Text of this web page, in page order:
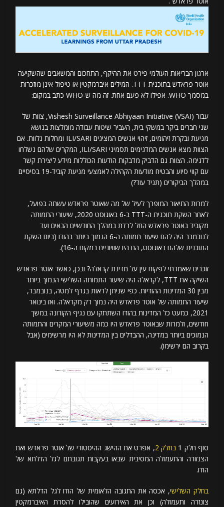
ארגון הבריאות העולמי פירט את ההיקף, התחכום והמשאבים שהשקיעה
אוטר פראדש בתוכנית TTT. המילים איברמקטין או טיפול אינן מוזכרות
במסמך WHO. אפילו לא פעם אחת. זה מה ש-WHO כתב במקום:
עבור Vishesh Surveillance Abhiyaan Initiative (VSAI), צוות של
שני חברים ביקר במשקי בית, העביר שיטות עבודה מומלצות בנושא
מניעת ובקרת זיהומים, זיהוי אנשים המציגים ILI/SARI ומחלות נלוות. אם
הצוות מצא אנשים המדגימים תסמיני ILI/SARI, המקרים שלהם נשלחו
לדגימה. הצוות גם הדביק מדבקות הודעות הכוללות מידע ליצירת קשר
עם קווי סיוע והבטיח מודעות הקהילה לאמצעי מניעת קוביד-19 בסיסיים
במהלך הביקורים (תגיד עוד?)
למרות התיאור המופרך לעיל של מה שאוטר פראדש עשתה בפועל,
לאחר השקת תוכנית ה-TTT ב-6 באוגוסט 2020, שיעורי התמותה
מקוביד באוטר פראדש החל לרדת במהלך החודשיים הבאים ועד
לנובמבר היה להם שיעור תמותה ה-6 הנמוך ביותר בהודו (ביום השקת
התוכנית שלהם באוגוסט, הם היו שוויוניים במקום ה-16).
זוכרים שאמרתי לפקוח עין על מדינת קראלה? ובכן, כאשר אוטר פראדש
השיקה את TTT, לקראלה היה שיעור התמותה השלישי הנמוך ביותר
מבין 30 המדינות ההודיות. כפי שניתן לראות בגרף למטה, בנובמבר,
שיעור התמותה של אוטר פראדש היה ​​נמוך רק מקראלה. ואז בינואר
2021, כמעט כל המדינות בהודו השתתקו עם נגיף הקורונה במשך
חודשים, ולמרות שבאוטר פראדש היו כמה משיעורי המקרים והתמותה
הנמוכים ביותר במדינה, ההבדלים בין המדינות לא היו מרשימים (אבל
בקרוב הם ירשימו).
סוף חלק 1 בחלק 2
, אפרט את ההישג ההיסטורי של אוטר פראדש ואת
הצנזורה והתעמולה המסיבית שבאו בעקבות תגובתם לגל הדלתא של
הודו.
בחלק השלישי, אכסה את התגובה הלאומית של הודו לגל הדלתא (גם
צונזרה ותעמולה) וכן את האירועים שהובילו להסרת האיברמקטין